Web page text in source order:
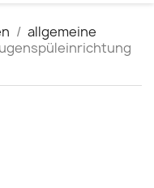
allgemeine